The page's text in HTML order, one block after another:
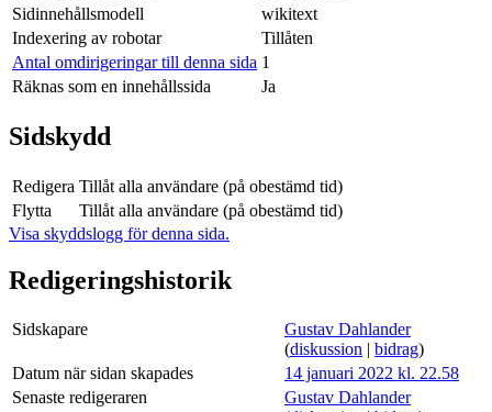
Sidinnehållsmodell
wikitext
Indexering av robotar
Tillåten
Antal omdirigeringar till denna sida 1
Räknas som en innehållssida
Ja
Sidskydd
Redigera Tillåt alla användare (på obestämd tid)
Flytta
Tillåt alla användare (på obestämd tid)
Visa skyddslogg för denna sida.
Redigeringshistorik
Sidskapare
Gustav Dahlander
(diskussion | bidrag)
Datum när sidan skapades
14 januari 2022 kl. 22.58
Senaste redigeraren
Gustav Dahlander